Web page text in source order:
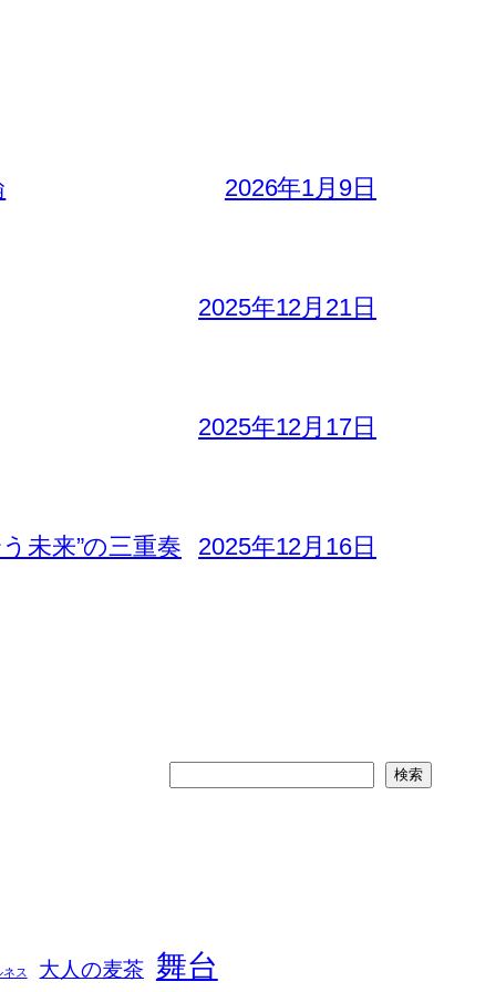
2026年1月9日
2025年12月21日
2025年12月17日
未来”の三重奏 2025年12月16日
検索
ス 大人の麦茶 舞台